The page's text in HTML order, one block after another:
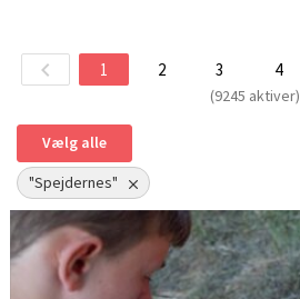
1 2 3 4
(9245 aktiver)
Vælg alle
"Spejdernes"